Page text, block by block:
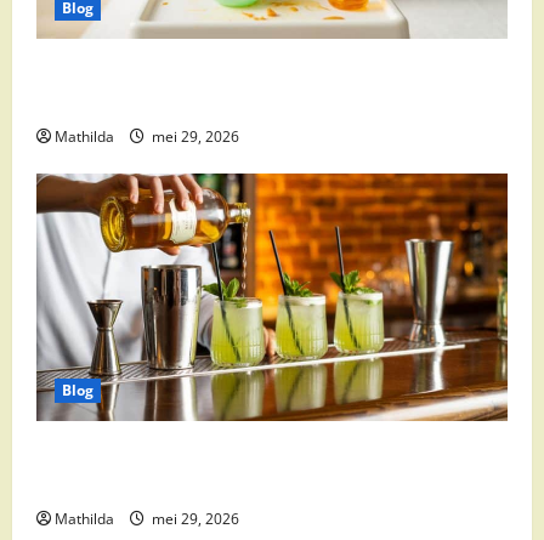
Blog
Mathilda mei 29, 2026
Blog
Mathilda mei 29, 2026